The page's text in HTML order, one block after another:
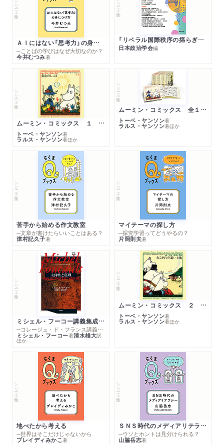
シリーズ・全集
ＡＩにはない「思考力」の身につけ方
─ことばの学びはなぜ大切なのか？
今井むつみ著
「リベラル国際秩序の揺らぎ」再考 年報政治学２０２６‐Ⅰ
日本政治学会編
シリーズ・全集
ムーミン・コミックス １ 黄金のしっぽ
トーベ・ヤンソン著
ラルス・ヤンソン著ほか
シリーズ・全集
ムーミン・コミックス 全１４巻セット
トーベ・ヤンソン著
ラルス・ヤンソン著ほか
シリーズ・全集
苦手から始める作文教室
─文章が書けたらいいことはある？
津村記久子著
シリーズ・全集
マイテーマの探し方
─探究学習ってどうやるの？
片岡則夫著
シリーズ・全集
ミシェル・フーコー講義集成１０ 主体性と真理
─コレージュ・ド・フランス講義１９８０－１９８１年度
ミシェル・フーコー著清水雄大訳
ほか
シリーズ・全集
ムーミン・コミックス ２ あこがれの遠い土地
トーベ・ヤンソン著
ラルス・ヤンソン著ほか
シリーズ・全集
地べたから考える
─世界はそこだけじゃないから
ブレイディみかこ著
シリーズ・全集
ＳＮＳ時代のメディアリテラシー
─ウソとホントは見分けられる？
山脇岳志著